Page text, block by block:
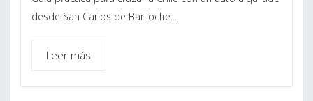
desde San Carlos de Bariloche...
Leer más